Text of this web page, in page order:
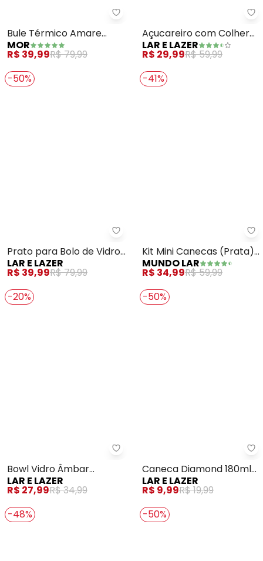
Mor - Bule Térmico Amare
Bule Térmico Amare
(Vênus) 650 Ml
MOR
Açucareiro com Colher
(New Butterfly) 220ml
LAR E LAZER
-50%
Lar e Lazer - Prato para Bolo
Prato para Bolo de Vidro
(Angel) 30x6
LAR E LAZER
-41%
Kit Mini Canecas (Prata)
6 Peças
MUNDO LAR
-20%
Lar e Lazer - Bowl Vidro Âmbar
Bowl Vidro Âmbar
Metalizado
LAR E LAZER
R$ 27,99
-50%
Caneca Diamond 180ml
em Vidro
LAR E LAZER
R$ 9,99